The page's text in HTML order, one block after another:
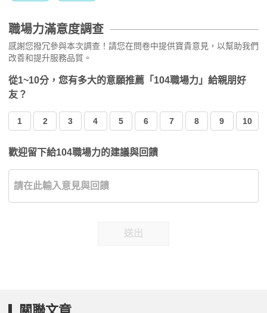
職場力滿意度調查
感謝您撥冗參與本次調查！請您在問卷中提供寶貴意見，以幫助我們
改善和提升服務品質。
從1~10分，您有多大的意願推薦「104職場力」給親朋好
友？
1 2 3 4 5 6 7 8 9 10
歡迎留下給104職場力的建議與回饋
送出